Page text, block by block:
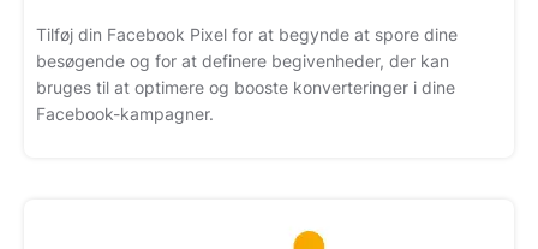
Tilføj din Facebook Pixel for at begynde at spore dine
besøgende og for at definere begivenheder, der kan
bruges til at optimere og booste konverteringer i dine
Facebook-kampagner.